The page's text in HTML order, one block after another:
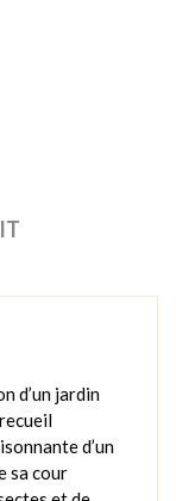
d’un jardin
d’un
sa cour